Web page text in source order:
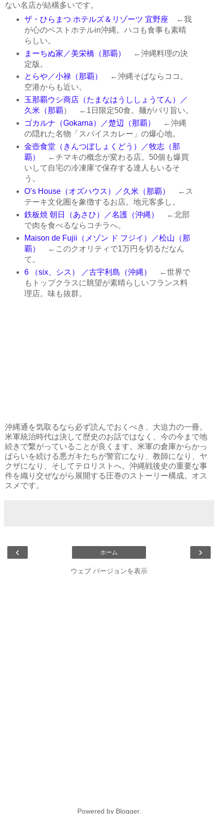
ない名店が結構多いです。
ザ・ひらまつ ホテルズ＆リゾーツ 宜野座 ←我
が心のベストホテルin沖縄。ハコも食事も素晴
らしい。
まーちぬ家／美栄橋（那覇）
←沖縄料理の決
定版。
とらや／小禄（那覇）
←沖縄そばならココ。
空港からも近い。
玉那覇ウシ商店（たまなはうししょうてん）／
久米（那覇） ←1日限定50食。麺がバリ旨い。
ゴカルナ（Gokarna）／楚辺（那覇）
←沖縄
の隠れた名物「スパイスカレー」の爆心地。
金壺食堂（きんつぼしょくどう）／牧志（那
覇）
←チマキの概念が変わる店。50個も爆買
いして自宅の冷凍庫で保存する達人もいるそ
う。
O’s House（オズハウス）／久米（那覇）
←ス
テーキ文化圏を象徴するお店。地元客多し。
鉄板焼 朝日（あさひ）／名護（沖縄）
←北部
で肉を食べるならコチラへ。
Maison de Fujii（メゾン ド フジイ）／松山（那
覇）
←このクオリティで1万円を切るだなん
て。
6 （six、シス） ／古宇利島（沖縄）
←世界で
もトップクラスに眺望が素晴らしいフランス料
理店。味も抜群。
沖縄通を気取るなら必ず読んでおくべき、大迫力の一冊。
米軍統治時代は決して歴史のお話ではなく、今の今まで地
続きで繋がっていることが良くます。米軍の倉庫からかっ
ぱらいを続ける悪ガキたちが警官になり、教師になり、ヤ
クザになり、そしてテロリストへ。沖縄戦後史の重要な事
件を織り交ぜながら展開する圧巻のストーリー構成。オス
スメです。
‹ ›
ホーム
ウェブ バージョンを表示
Powered by Blogger.